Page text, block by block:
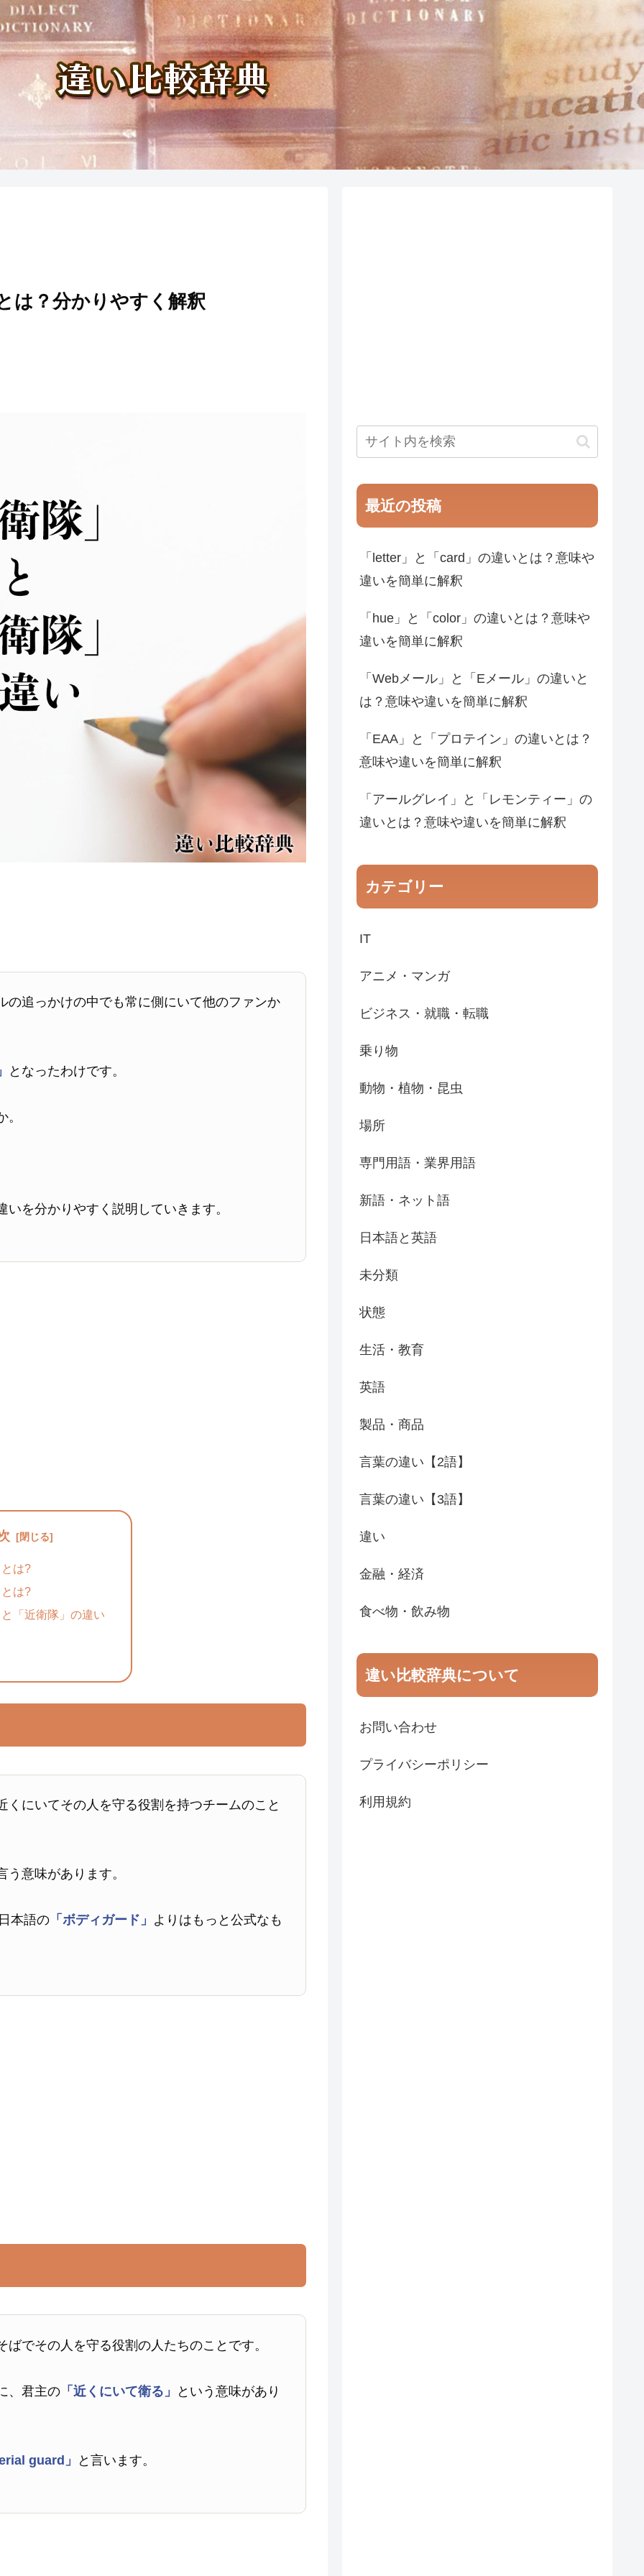
は？分かりやすく解釈
の追っかけの中でも常に側にいて他のファンか
となったわけです。
いを分かりやすく説明していきます。
は?
は?
「近衛隊」の違い
くにいてその人を守る役割を持つチームのこと
う意味があります。
本語の 「ボディガード」 よりはもっと公式なも
でその人を守る役割の人たちのことです。
、君主の 「近くにいて衛る」 という意味があり
guard」 と言います。
最近の投稿
「letter」と「card」の違いとは？意味や
違いを簡単に解釈
「hue」と「color」の違いとは？意味や
違いを簡単に解釈
「Webメール」と「Eメール」の違いと
は？意味や違いを簡単に解釈
「EAA」と「プロテイン」の違いとは？
意味や違いを簡単に解釈
「アールグレイ」と「レモンティー」の
違いとは？意味や違いを簡単に解釈
カテゴリー
IT
アニメ・マンガ
ビジネス・就職・転職
乗り物
動物・植物・昆虫
場所
専門用語・業界用語
新語・ネット語
日本語と英語
未分類
状態
生活・教育
英語
製品・商品
言葉の違い【2語】
言葉の違い【3語】
違い
金融・経済
食べ物・飲み物
違い比較辞典について
お問い合わせ
プライバシーポリシー
利用規約